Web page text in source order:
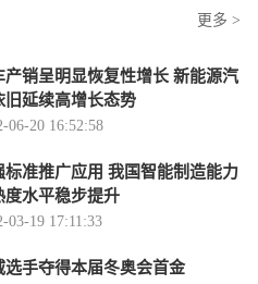
更多 >
产销呈明显恢复性增长 新能源汽
旧延续高增长态势
06-20 16:52:58
标准推广应用 我国智能制造能力
度水平稳步提升
03-19 17:11:33
选手夺得本届冬奥会首金